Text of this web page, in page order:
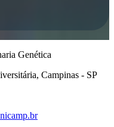
Genética
Campinas - SP